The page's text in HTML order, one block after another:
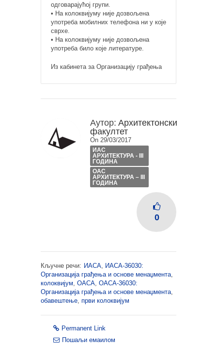
одговарајућој групи.
• На колоквијуму није дозвољена
употреба мобилних телефона ни у које
сврхе.
• На колоквијуму није дозвољена
употреба било које литературе.
Из кабинета за Организацију грађења
Аутор: Архитектонски
факултет
On 29/03/2017
ИАС
АРХИТЕКТУРА - III
ГОДИНА
ОАС
АРХИТЕКТУРА – III
ГОДИНА
0
Кључне речи: ИАСА, ИАСА-36030:
Организација грађења и основе менаџмента,
колоквијум, ОАСА, ОАСА-36030:
Организација грађења и основе менаџмента,
обавештење, први колоквијум
Permanent Link
Пошаљи емаилом